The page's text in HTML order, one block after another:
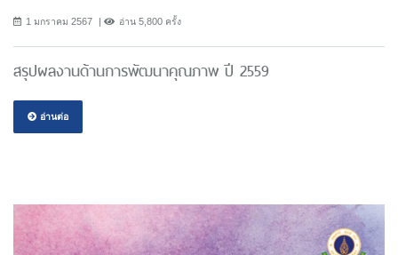
1 มกราคม 2567 อ่าน 5,800 ครั้ง
สรุปผลงานด้านการพัฒนาคุณภาพ ปี 2559
อ่านต่อ